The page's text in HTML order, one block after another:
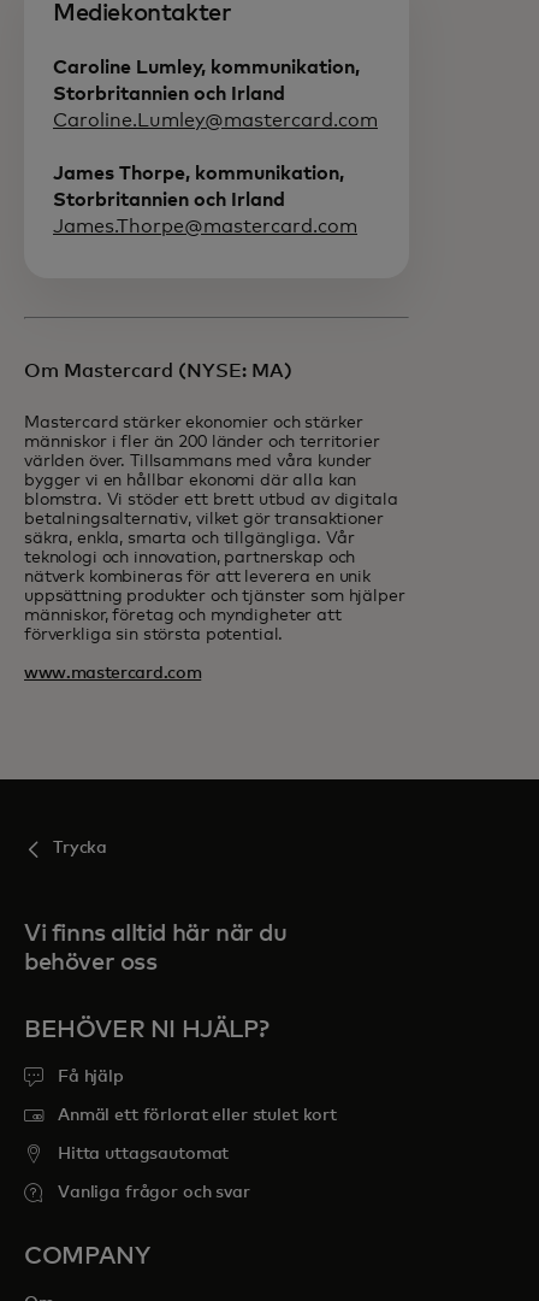
Mediekontakter
Caroline Lumley, kommunikation,
Storbritannien och Irland
Caroline.Lumley@mastercard.com
James Thorpe, kommunikation,
Storbritannien och Irland
James.Thorpe@mastercard.com
Om Mastercard (NYSE: MA)
Mastercard stärker ekonomier och stärker
människor i fler än 200 länder och territorier
världen över. Tillsammans med våra kunder
bygger vi en hållbar ekonomi där alla kan
blomstra. Vi stöder ett brett utbud av digitala
betalningsalternativ, vilket gör transaktioner
säkra, enkla, smarta och tillgängliga. Vår
teknologi och innovation, partnerskap och
nätverk kombineras för att leverera en unik
uppsättning produkter och tjänster som hjälper
människor, företag och myndigheter att
förverkliga sin största potential.
www.mastercard.com
Trycka
Vi finns alltid här när du
behöver oss
BEHÖVER NI HJÄLP?
Få hjälp
Anmäl ett förlorat eller stulet kort
Hitta uttagsautomat
Vanliga frågor och svar
COMPANY